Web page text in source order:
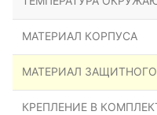
МАТЕРИАЛ КОРПУСА
МАТЕРИАЛ
КРЕПЛЕНИЕ В